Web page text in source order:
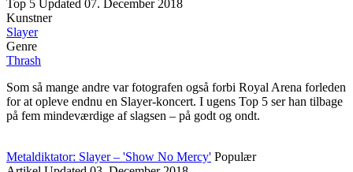
Top 5 Updated 07. December 2018
Kunstner
Slayer
Genre
Thrash
Som så mange andre var fotografen også forbi Royal Arena forleden
for at opleve endnu en Slayer-koncert. I ugens Top 5 ser han tilbage
på fem mindeværdige af slagsen – på godt og ondt.
Metaldiktator: Slayer – 'Show No Mercy' Populær